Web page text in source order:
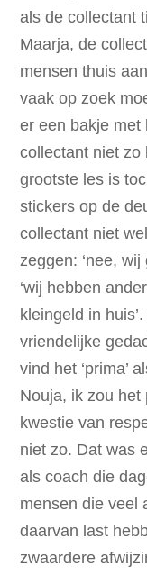
als de collectant
Maarja, de
mensen thuis
vaak op zoek
er een bakje met
collectant niet zo
grootste les is
stickers op de
collectant niet
zeggen: ‘nee,
‘wij hebben
kleingeld in
vriendelijke
vind het ‘prima’
Nouja, ik zou het
kwestie van
niet zo. Dat was
als coach die
mensen die veel
daarvan last
zwaardere